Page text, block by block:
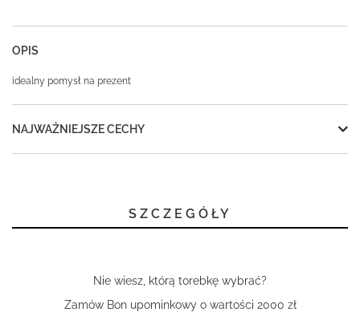
OPIS
idealny pomysł na prezent
NAJWAŻNIEJSZE CECHY
SZCZEGÓŁY
Nie wiesz, którą torebkę wybrać?
Zamów Bon upominkowy o wartości 2000 zł